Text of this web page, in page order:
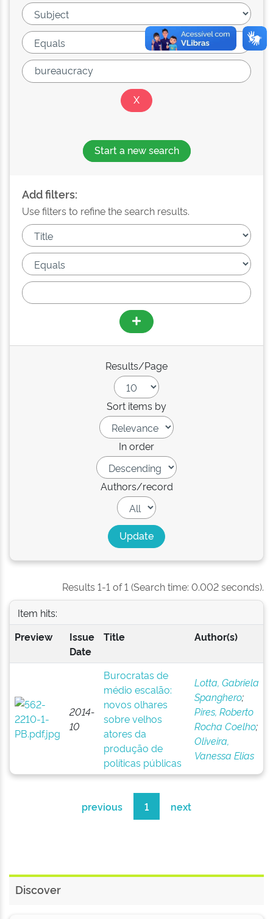
Start a new search
Add filters:
Use filters to refine the search results.
Results/Page
Sort items by
In order
Authors/record
Results 1-1 of 1 (Search time: 0.002 seconds).
Item hits:
Preview
Issue
Date
Title Author(s)
2014-
10
Burocratas de
médio escalão:
novos olhares
sobre velhos
atores da
produção de
políticas públicas
Lotta, Gabriela
Spanghero;
Pires, Roberto
Rocha Coelho;
Oliveira,
Vanessa Elias
previous 1 next
Discover